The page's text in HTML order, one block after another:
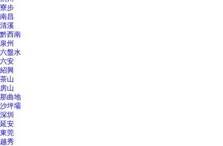
寮步
南昌
清溪
黔西南
泉州
六盤水
六安
紹興
茶山
房山
那曲地
沙坪壩
深圳
延安
東莞
越秀